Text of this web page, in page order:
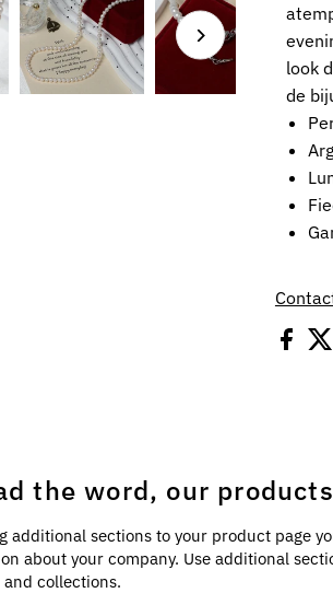
look
de
the word, our
additional sections to your product page
about your company. Use additional
collections.